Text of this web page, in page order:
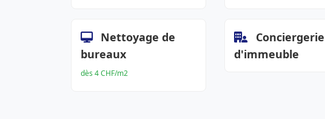
Nettoyage de
bureaux
dès 4 CHF/m2
Conciergerie
d'immeuble